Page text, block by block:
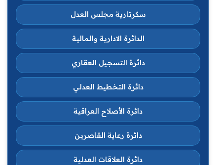
سكرتارية مجلس العدل
الدائرة الادارية والمالية
دائرة التسجيل العقاري
دائرة التخطيط العدلي
دائرة الأصلاح العراقية
دائرة رعاية القاصرين
دائرة العلاقات العدلية